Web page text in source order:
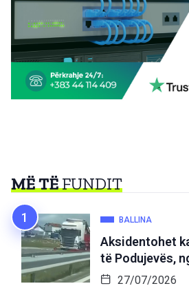
MË TËFUNDIT
BALLINA
Aksidentohet
të Podujevës,
27/07/2026